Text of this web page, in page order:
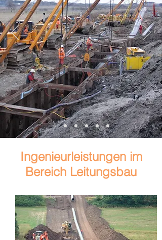
Ingenieurleistungen im
Bereich Leitungsbau